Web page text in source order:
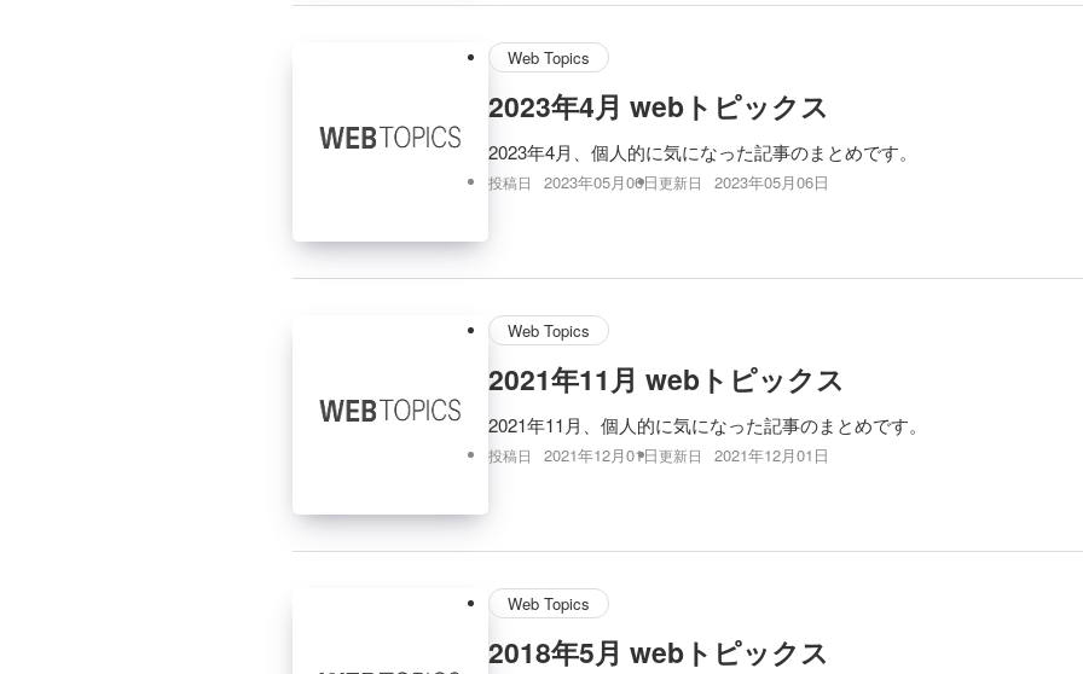
Web Topics
2023年4月 webトピックス
2023年4月、個人的に気になった記事のまとめです。
投稿日 2023年05月06日更新日 2023年05月06日
Web Topics
2021年11月 webトピックス
2021年11月、個人的に気になった記事のまとめです。
投稿日 2021年12月01日更新日 2021年12月01日
Web Topics
2018年5月 webトピックス